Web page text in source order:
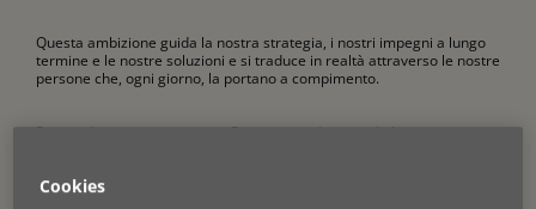
Questa ambizione guida la nostra strategia, i nostri impegni a lungo
termine e le nostre soluzioni e si traduce in realtà attraverso le nostre
persone che, ogni giorno, la portano a compimento.
Per rendere concreto questo Purpose non bastano le buone
forma, far crescere e far fiorire il nostro futuro. Ecco perché la nostra
Cookies